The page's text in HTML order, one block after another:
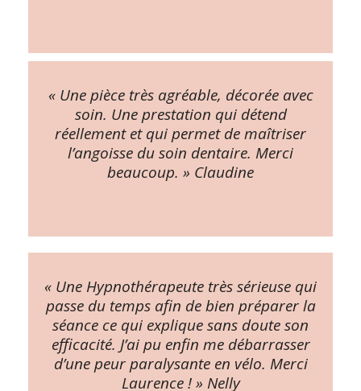
« Une pièce très agréable, décorée avec
soin. Une prestation qui détend
réellement et qui permet de maîtriser
l’angoisse du soin dentaire. Merci
beaucoup. » Claudine
« Une Hypnothérapeute très sérieuse qui
passe du temps afin de bien préparer la
séance ce qui explique sans doute son
efficacité. J’ai pu enfin me débarrasser
d’une peur paralysante en vélo. Merci
Laurence ! » Nelly